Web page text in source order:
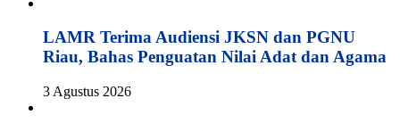
LAMR Terima Audiensi JKSN dan PGNU
Riau, Bahas Penguatan Nilai Adat dan Agama
3 Agustus 2026